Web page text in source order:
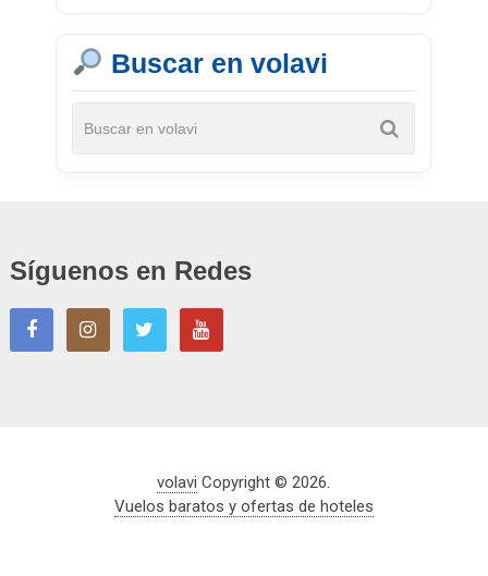
Buscar en volavi
Síguenos en Redes
volavi Copyright © 2026.
Vuelos baratos y ofertas de hoteles